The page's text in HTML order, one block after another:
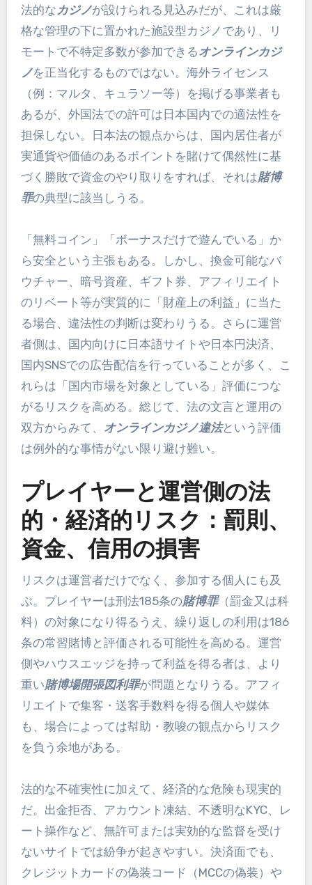
法的な カジノが設けられる見込みだが、これは厳
格な管理の下に置かれた施設型カジノであり、リ
モートで不特定多数が参加できるオンラインカジ
ノを正当化するものではない。海外ライセンス
（例：マルタ、キュラソー等）を掲げる事業者も
あるが、外国法での許可は日本国内での適法性を
担保しない。日本法の観点からは、国内居住者が
実通貨や価値のあるポイントを賭けて偶然性に基
づく勝敗で資金のやり取りをすれば、それは賭博
罪の典型に該当しうる。
「無料コイン」「ボーナスだけで遊んでいる」か
ら安全という主張もある。しかし、換金可能なバ
ウチャー、暗号資産、ギフト券、アフィリエイト
のリベート等が実質的に「財産上の利益」に当た
る場合、違法性の判断は変わりうる。さらに運営
者側は、国内向けに日本語サイトや日本円決済、
国内SNSでの広告配信を行っていることが多く、こ
れらは「国内市場を対象としている」評価につな
がるリスクを高める。総じて、法の文言と運用の
双方からみて、 オンラインカジノ違法という評価
は例外的な事情がない限り避け難い。
プレイヤーと運営側の法
的・経済的リスク：罰則、
資金、信用の損害
リスクは運営者だけでなく、参加する個人にも及
ぶ。プレイヤーは刑法185条の賭博罪（罰金又は科
料）の対象になり得るうえ、繰り返しの利用は186
条の常習賭博と評価される可能性を高める。運営
側やハウスエッジを持って利益を得る者は、より
重い賭博場開張図利罪が問題となりうる。アフィ
リエイトで集客・送客手数料を得る個人や媒体
も、場合によっては幇助・教唆の観点からリスク
を負う余地がある。
法的な不確実性に加えて、経済的な危険も現実的
だ。出金拒否、アカウント凍結、不透明なKYC、レ
ート操作など、無許可または実効的な監督を受け
ないサイトでは紛争が起きやすい。決済面でも、
クレジットカードの偽装コード（MCCの偽装）や